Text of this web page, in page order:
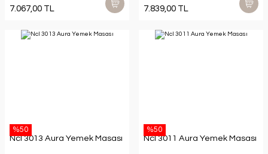
7.067,00 TL 7.839,00 TL
%50
Ncl 3013 Aura Yemek Masası
%50
Ncl 3011 Aura Yemek Masası